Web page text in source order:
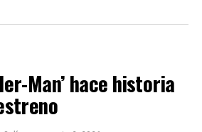
Man’ hace historia